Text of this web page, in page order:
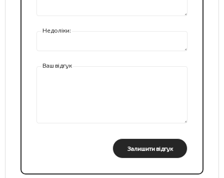
Недоліки:
Ваш відгук
Залишити відгук